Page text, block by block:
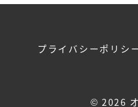
プライバシーポリシ
© 2026